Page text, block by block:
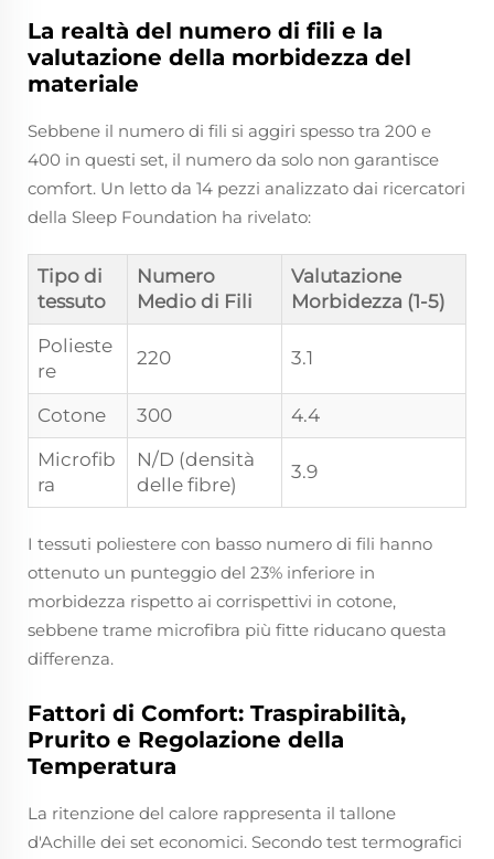
La realtà del numero di fili e la
valutazione della morbidezza del
materiale
Sebbene il numero di fili si aggiri spesso tra 200 e
400 in questi set, il numero da solo non garantisce
comfort. Un letto da 14 pezzi analizzato dai ricercatori
della Sleep Foundation ha rivelato:
Tipo di
tessuto
Numero
Medio di Fili
Valutazione
Morbidezza (1-5)
Polieste
re
220 3.1
Cotone 300
4.4
Microfib
ra
N/D (densità
delle fibre)
3.9
I tessuti poliestere con basso numero di fili hanno
ottenuto un punteggio del 23% inferiore in
morbidezza rispetto ai corrispettivi in cotone,
sebbene trame microfibra più fitte riducano questa
differenza.
Fattori di Comfort: Traspirabilità,
Prurito e Regolazione della
Temperatura
La ritenzione del calore rappresenta il tallone
d'Achille dei set economici. Secondo test termografici